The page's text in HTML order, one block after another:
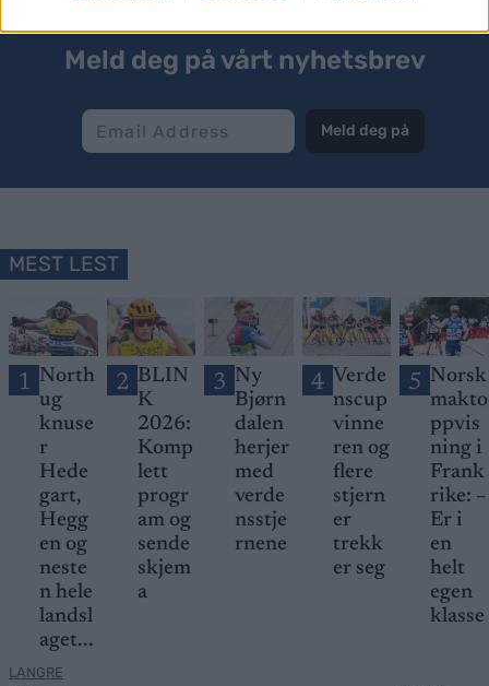
Meld deg på vårt nyhetsbrev
Meld deg på
MEST LEST
1 North
ug
knuse
r
Hede
gart,
Hegg
en og
neste
n hele
landsl
aget...
LANGRE
2 BLIN
K
2026:
Komp
lett
progr
am og
sende
skjem
a
3 Ny
Bjørn
dalen
herjer
med
verde
nsstje
rnene
4 Verde
nscup
vinne
ren og
flere
stjern
er
trekk
er seg
5 Norsk
makto
ppvis
ning i
Frank
rike: –
Er i
en
helt
egen
klasse